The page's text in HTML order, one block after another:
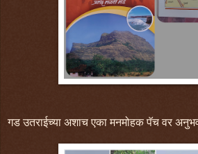
गड उतराईच्या अशाच एका मनमोहक पॅच वर